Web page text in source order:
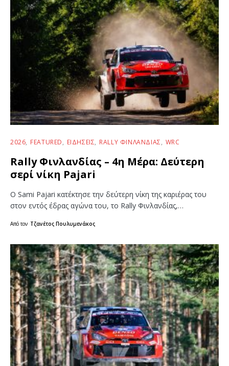
2026 FEATURED ΕΙΔΉΣΕΙΣ RALLY ΦΙΝΛΑΝΔΊΑΣ WRC
Rally Φινλανδίας – 4η Μέρα: Δεύτερη
σερί νίκη Pajari
Ο Sami Pajari κατέκτησε την δεύτερη νίκη της καριέρας του
στον εντός έδρας αγώνα του, το Rally Φινλανδίας,…
Από τον Τζανέτος Πουλυμενάκος